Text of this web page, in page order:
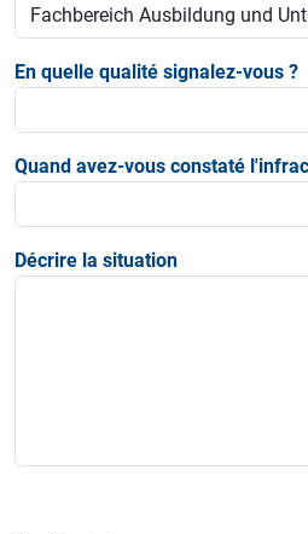
En quelle qualité signalez-vous ?
Quand avez-vous constaté
Décrire la situation